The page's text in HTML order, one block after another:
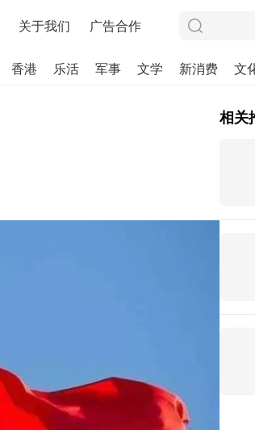
关于我们 广告合作
香港 乐活 军事 文学 新消费 文
相关